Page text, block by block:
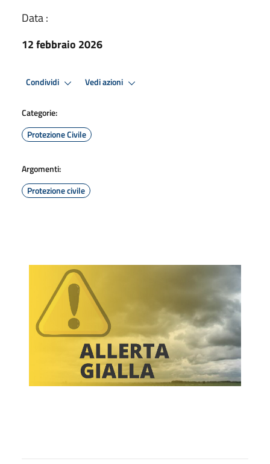
Data :
12 febbraio 2026
Condividi Vedi azioni
Categorie:
Protezione Civile
Argomenti:
Protezione civile